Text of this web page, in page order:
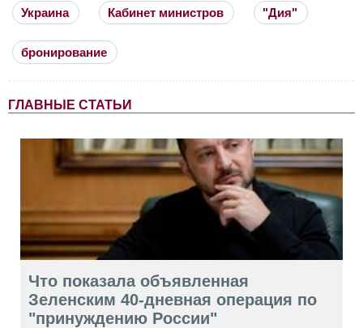
Украина Кабинет министров "Дия"
бронирование
ГЛАВНЫЕ СТАТЬИ
Что показала объявленная
Зеленским 40-дневная операция по
"принуждению России"